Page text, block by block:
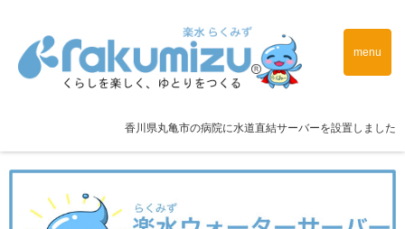
menu
香川県丸亀市の病院に水道直結サーバーを設置しました